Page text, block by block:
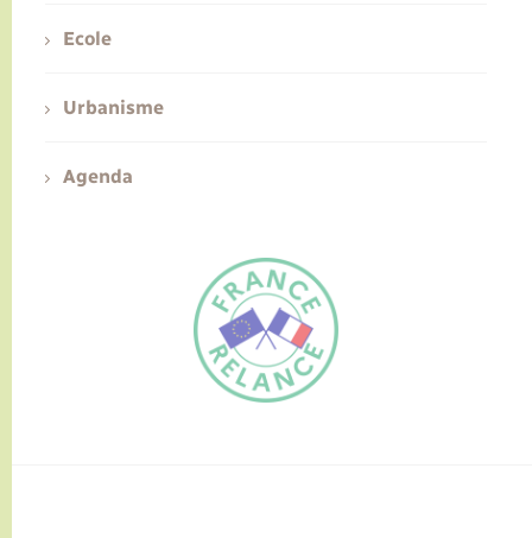
FR
Ecole
Urbanisme
Agenda